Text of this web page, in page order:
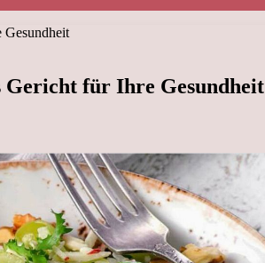
Gesundheit
Gericht für Ihre Gesundheit